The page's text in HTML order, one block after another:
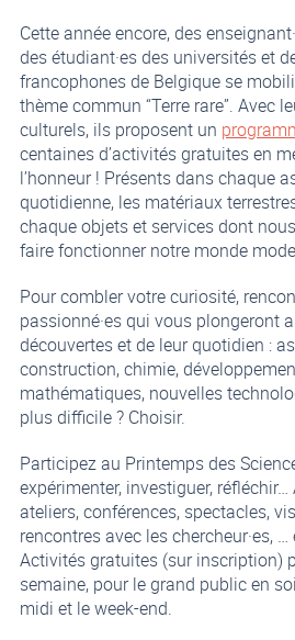
Cette année encore, des
des étudiant·es des universités et
francophones de Belgique se
thème commun “Terre rare”. Avec
culturels, ils proposent un
centaines d’activités gratuites en
l’honneur ! Présents dans chaque
quotidienne, les matériaux
chaque objets et services dont
faire fonctionner notre monde
Pour combler votre curiosité,
passionné·es qui vous plongeront
découvertes et de leur quotidien :
construction, chimie,
mathématiques, nouvelles
plus difficile ? Choisir.
Participez au Printemps des
expérimenter, investiguer,
ateliers, conférences, spectacles,
rencontres avec les chercheur·es,
Activités gratuites (sur inscription)
semaine, pour le grand public en
midi et le week-end.